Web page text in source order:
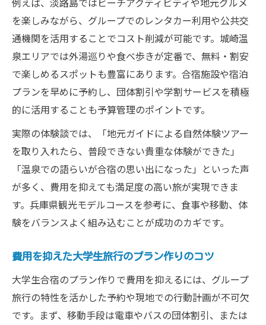
大学生合宿で楽しむ兵庫の若者向け穴場体
験
兵庫の観光モデルコースに合宿をプラスす
る方法
大学生合宿で穴場食べ歩きスポット大満喫
大人数でも安心な兵庫の大学生旅行プラン徹底
大人数でも快適な大学生合宿向け兵庫旅行
プラン
大学生合宿で使いたい兵庫の団体向け宿泊
施設
大人数参加でも安心の大学生合宿予算管理
大学生合宿に最適な兵庫のアクセス便利な
施設
友達と楽しむ大学生合宿兵庫おすすめモデ
ルコース
を楽しみながら、グループでのレンタカー利用や公共交
通機関を活用することでコスト削減が可能です。城崎温
泉エリアでは外湯巡りや食べ歩きが定番で、無料・割安
で楽しめるスポットも豊富にあります。合宿施設や宿泊
プランを早めに予約し、団体割引や学割サービスを積極
的に活用することも予算管理のポイントです。
実際の体験談では、「地元ガイドによる自然体験ツアー
を取り入れたら、普段できない貴重な体験ができた」
「温泉での語らいが合宿の思い出になった」といった声
が多く、費用を抑えても満足度の高い旅が実現できま
す。兵庫県観光モデルコースを参考に、食事や移動、体
験をバランスよく組み込むことが成功のカギです。
費用を抑えた大学生旅行のプラン作りのコツ
大学生合宿のプラン作りで費用を抑えるには、グループ
旅行の特性を活かした予約や現地での行動計画が不可欠
です。まず、移動手段は電車やバスの団体割引、または